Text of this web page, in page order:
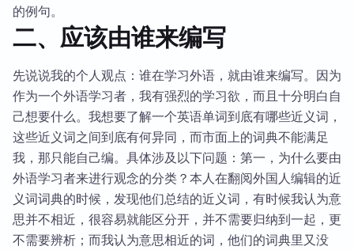
的例句。
二、应该由谁来编写
先说说我的个人观点：谁在学习外语，就由谁来编写。因为
作为一个外语学习者，我有强烈的学习欲，而且十分明白自
己想要什么。我想要了解一个英语单词到底有哪些近义词，
这些近义词之间到底有何异同，而市面上的词典不能满足
我，那只能自己编。具体涉及以下问题：第一，为什么要由
外语学习者来进行观念的分类？本人在翻阅外国人编辑的近
义词词典的时候，发现他们总结的近义词，有时候我认为意
思并不相近，很容易就能区分开，并不需要归纳到一起，更
不需要辨析；而我认为意思相近的词，他们的词典里又没